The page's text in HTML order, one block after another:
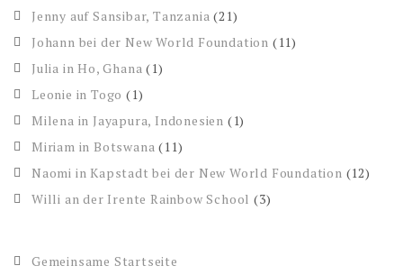
Jenny auf Sansibar, Tanzania (21)
Johann bei der New World Foundation (11)
Julia in Ho, Ghana (1)
Leonie in Togo (1)
Milena in Jayapura, Indonesien (1)
Miriam in Botswana (11)
Naomi in Kapstadt bei der New World Foundation (12)
Willi an der Irente Rainbow School (3)
Gemeinsame Startseite